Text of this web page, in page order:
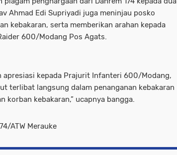
Ahmad Edi Supriyadi juga meninjau posko
kebakaran, serta memberikan arahan kepada
600/Modang Pos Agats.
apresiasi kepada Prajurit Infanteri 600/Modang,
terlibat langsung dalam penanganan kebakaran
korban kebakaran,” ucapnya bangga.
ATW Merauke